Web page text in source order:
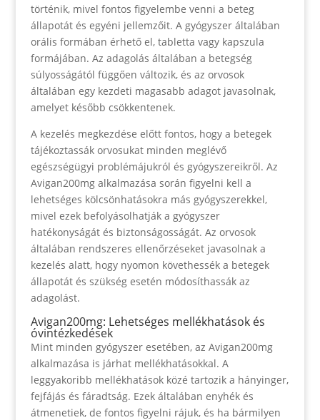
történik, mivel fontos figyelembe venni a beteg
állapotát és egyéni jellemzőit. A gyógyszer általában
orális formában érhető el, tabletta vagy kapszula
formájában. Az adagolás általában a betegség
súlyosságától függően változik, és az orvosok
általában egy kezdeti magasabb adagot javasolnak,
amelyet később csökkentenek.
A kezelés megkezdése előtt fontos, hogy a betegek
tájékoztassák orvosukat minden meglévő
egészségügyi problémájukról és gyógyszereikről. Az
Avigan200mg alkalmazása során figyelni kell a
lehetséges kölcsönhatásokra más gyógyszerekkel,
mivel ezek befolyásolhatják a gyógyszer
hatékonyságát és biztonságosságát. Az orvosok
általában rendszeres ellenőrzéseket javasolnak a
kezelés alatt, hogy nyomon követhessék a betegek
állapotát és szükség esetén módosíthassák az
adagolást.
Avigan200mg: Lehetséges mellékhatások és
óvintézkedések
Mint minden gyógyszer esetében, az Avigan200mg
alkalmazása is járhat mellékhatásokkal. A
leggyakoribb mellékhatások közé tartozik a hányinger,
fejfájás és fáradtság. Ezek általában enyhék és
átmenetiek, de fontos figyelni rájuk, és ha bármilyen